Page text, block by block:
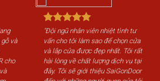
và
cho
"Đội ngũ nhân viên nhiệt tình tư
vấn cho tôi làm sao để chọn cửa
và lắp cửa được đẹp nhất. Tôi rất
hài lòng về chất lượng dịch vụ tại
đây. Tôi sẽ giới thiệu SaiGonDoor